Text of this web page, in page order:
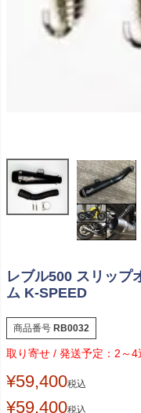
レブル500 スリップ
ム K-SPEED
商品番号 RB0032
2～4
¥59,400税込
¥59,400税込